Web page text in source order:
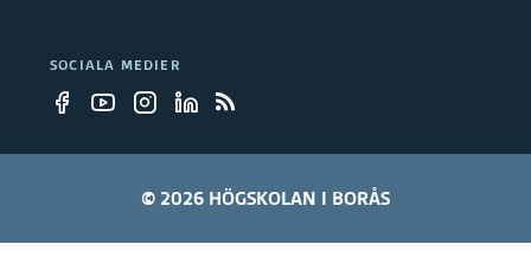
SOCIALA MEDIER
© 2026 HÖGSKOLAN I BORÅS